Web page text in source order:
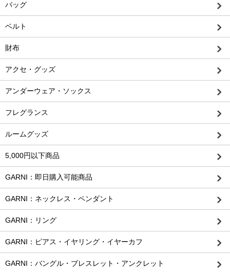
バッグ
ベルト
財布
アクセ・グッズ
アンダーウェア・ソックス
フレグランス
ルームグッズ
5,000円以下商品
GARNI：即日購入可能商品
GARNI：ネックレス・ペンダント
GARNI：リング
GARNI：ピアス・イヤリング・イヤーカフ
GARNI：バングル・ブレスレット・アンクレット